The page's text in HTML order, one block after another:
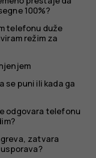
100%?
telefonu duže
režim za
se puni ili kada ga
odgovara telefonu
zatvara